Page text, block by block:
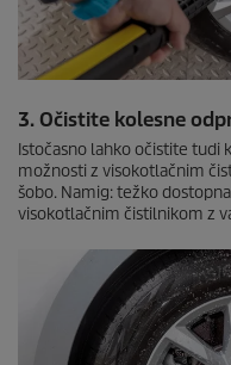
3. Očistite kolesne
Istočasno lahko očistite tudi
možnosti z visokotlačnim
šobo. Namig: težko
visokotlačnim čistilnikom z